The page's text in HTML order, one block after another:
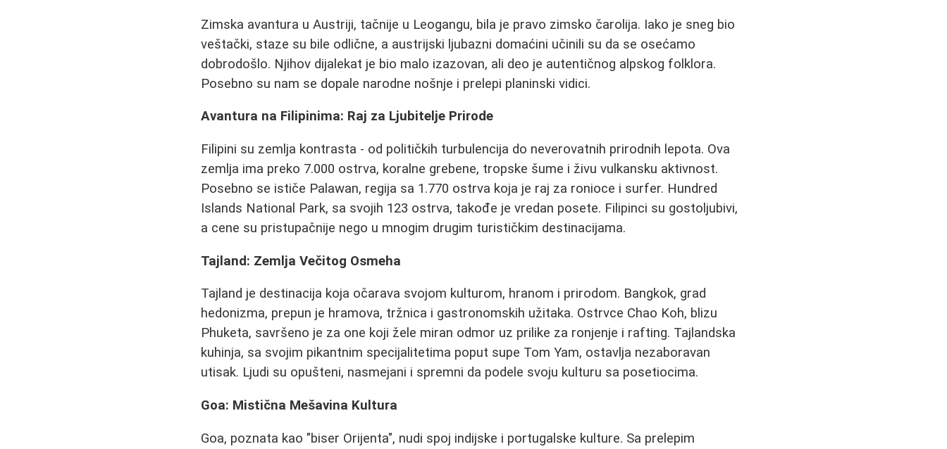
Zimska avantura u Austriji, tačnije u Leogangu, bila je pravo zimsko čarolija. Iako je sneg bio
veštački, staze su bile odlične, a austrijski ljubazni domaćini učinili su da se osećamo
dobrodošlo. Njihov dijalekat je bio malo izazovan, ali deo je autentičnog alpskog folklora.
Posebno su nam se dopale narodne nošnje i prelepi planinski vidici.
Avantura na Filipinima: Raj za Ljubitelje Prirode
Filipini su zemlja kontrasta - od političkih turbulencija do neverovatnih prirodnih lepota. Ova
zemlja ima preko 7.000 ostrva, koralne grebene, tropske šume i živu vulkansku aktivnost.
Posebno se ističe Palawan, regija sa 1.770 ostrva koja je raj za ronioce i surfer. Hundred
Islands National Park, sa svojih 123 ostrva, takođe je vredan posete. Filipinci su gostoljubivi,
a cene su pristupačnije nego u mnogim drugim turističkim destinacijama.
Tajland: Zemlja Večitog Osmeha
Tajland je destinacija koja očarava svojom kulturom, hranom i prirodom. Bangkok, grad
hedonizma, prepun je hramova, tržnica i gastronomskih užitaka. Ostrvce Chao Koh, blizu
Phuketa, savršeno je za one koji žele miran odmor uz prilike za ronjenje i rafting. Tajlandska
kuhinja, sa svojim pikantnim specijalitetima poput supe Tom Yam, ostavlja nezaboravan
utisak. Ljudi su opušteni, nasmejani i spremni da podele svoju kulturu sa posetiocima.
Goa: Mistična Mešavina Kultura
Goa, poznata kao "biser Orijenta", nudi spoj indijske i portugalske kulture. Sa prelepim